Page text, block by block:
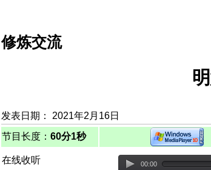
修炼交流
发表日期： 2021年2月16日
节目长度： 60分1秒
在线收听 00:00